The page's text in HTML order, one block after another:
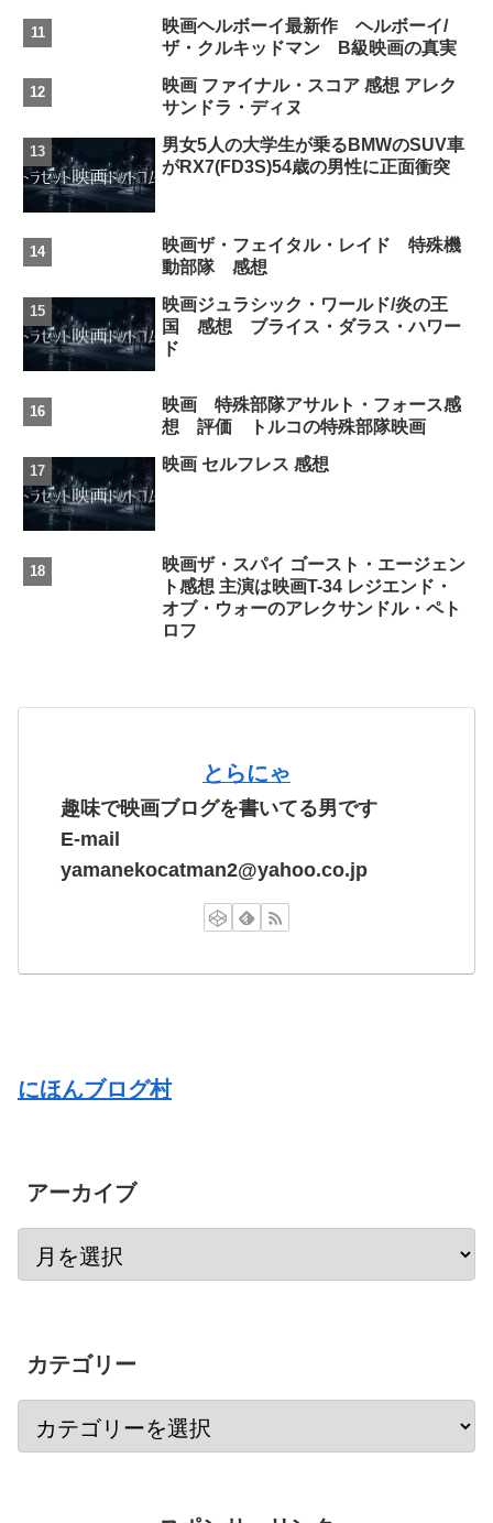
映画ヘルボーイ最新作 ヘルボーイ/
ザ・クルキッドマン B級映画の真実
映画 ファイナル・スコア 感想 アレク
サンドラ・ディヌ
男女5人の大学生が乗るBMWのSUV車
がRX7(FD3S)54歳の男性に正面衝突
映画ザ・フェイタル・レイド 特殊機
動部隊 感想
映画ジュラシック・ワールド/炎の王
国 感想 ブライス・ダラス・ハワー
ド
映画 特殊部隊アサルト・フォース感
想 評価 トルコの特殊部隊映画
映画 セルフレス 感想
映画ザ・スパイ ゴースト・エージェン
ト感想 主演は映画T-34 レジエンド・
オブ・ウォーのアレクサンドル・ペト
ロフ
とらにゃ
趣味で映画ブログを書いてる男です
E-mail
yamanekocatman2@yahoo.co.jp
にほんブログ村
アーカイブ
カテゴリー